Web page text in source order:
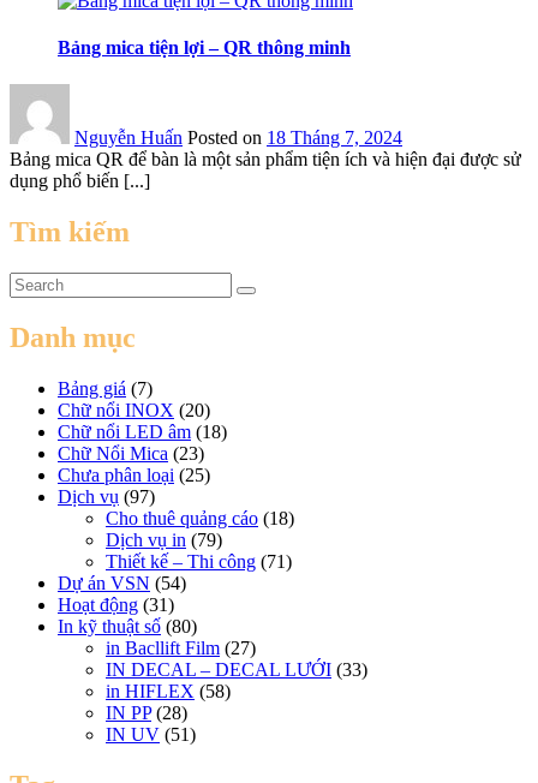
Bảng mica tiện lợi – QR thông minh
Nguyễn Huấn Posted on 18 Tháng 7, 2024
Bảng mica QR để bàn là một sản phẩm tiện ích và hiện đại được sử
dụng phổ biến [...]
Tìm kiếm
Danh mục
Bảng giá (7)
Chữ nổi INOX (20)
Chữ nổi LED âm (18)
Chữ Nổi Mica (23)
Chưa phân loại (25)
Dịch vụ (97)
Cho thuê quảng cáo (18)
Dịch vụ in (79)
Thiết kế – Thi công (71)
Dự án VSN (54)
Hoạt động (31)
In kỹ thuật số (80)
in Bacllift Film (27)
IN DECAL – DECAL LƯỚI (33)
in HIFLEX (58)
IN PP(28)
IN UV (51)